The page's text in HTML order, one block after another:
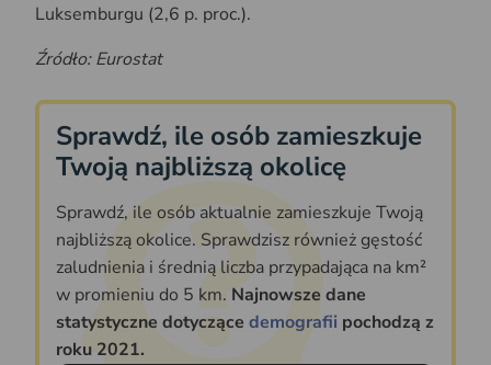
Luksemburgu (2,6 p. proc.).
Źródło: Eurostat
Sprawdź, ile osób zamieszkuje
Twoją najbliższą okolicę
Sprawdź, ile osób aktualnie zamieszkuje Twoją
najbliższą okolice. Sprawdzisz również gęstość
zaludnienia i średnią liczba przypadająca na km²
w promieniu do 5 km. Najnowsze dane
statystyczne dotyczące demografii pochodzą z
roku 2021.